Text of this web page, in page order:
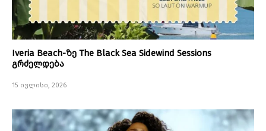
Iveria Beach-ზე The Black Sea Sidewind Sessions
გრძელდება
15 ივლისი, 2026